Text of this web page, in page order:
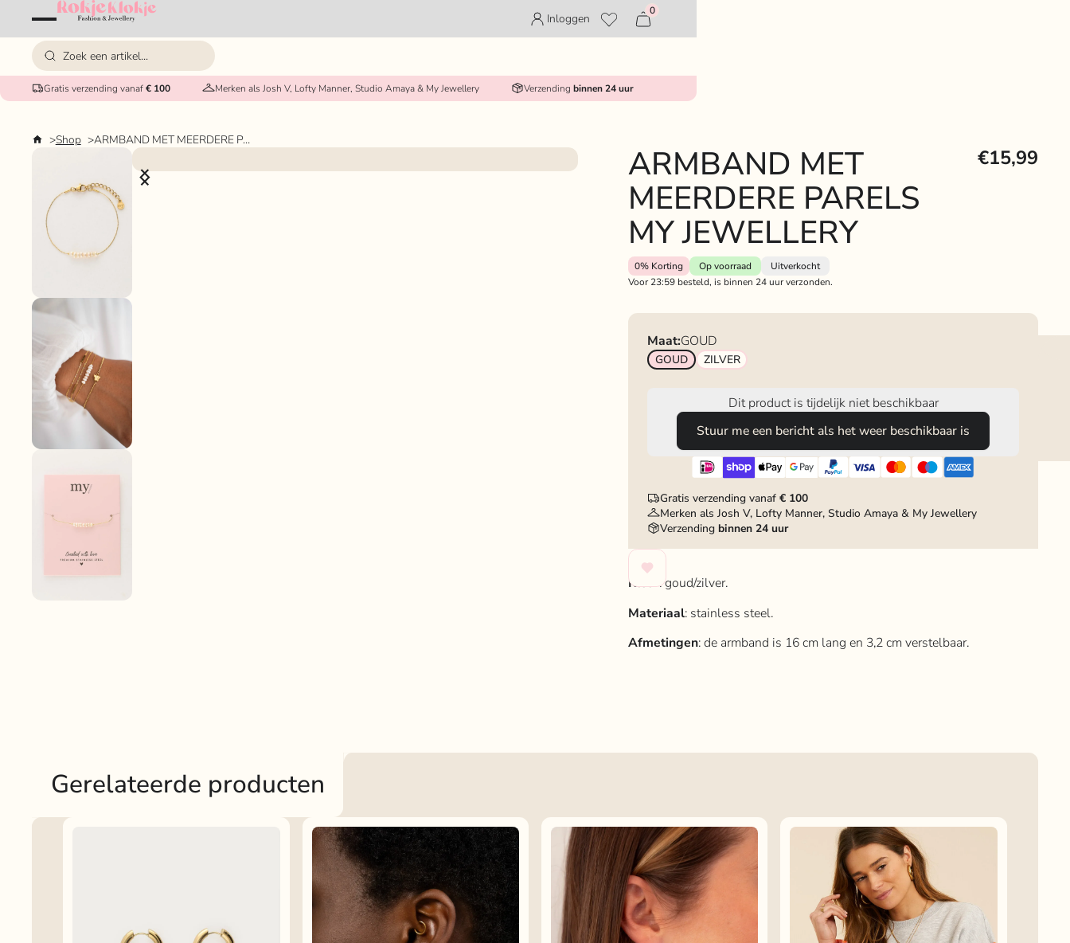
Inloggen
0
Gratis verzending vanaf€ 100 Merken als Josh V, Lofty Manner, Studio Amaya & My Jewellery Verzending binnen 24 uur
Shop ARMBAND MET MEERDERE PARELS MY JEWELLERY
ARMBAND MET
MEERDERE PARELS
MY JEWELLERY
€15,99
0% Korting Op voorraad
Uitverkocht
Voor 23:59 besteld, is binnen 24 uur verzonden.
Maat:GOUD
GOUD ZILVER
Dit product is tijdelijk niet beschikbaar
Stuur me een bericht als het weer beschikbaar is
Gratis verzending vanaf € 100
Merken als Josh V, Lofty Manner, Studio Amaya & My Jewellery
Verzending binnen 24 uur
Kleur: goud/zilver.
Materiaal: stainless steel.
Afmetingen: de armband is 16 cm lang en 3,2 cm verstelbaar.
Gerelateerde producten